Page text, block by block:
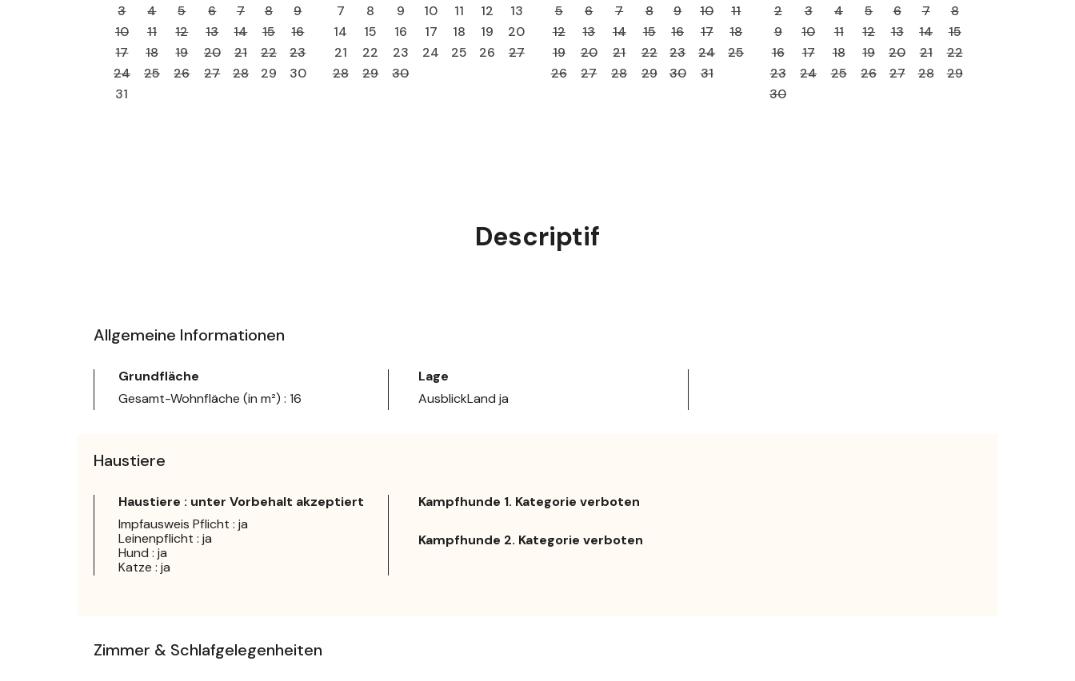
3
4 5 6 7 8
9
10
11 12 13 14 15
16
17
18 19 20 21 22
23
24
25 26 27 28 29
30
31
7
8 9 10 11 12
13
14
15 16 17 18 19
20
21
22 23 24 25 26
27
28
29 30
5
6 7 8 9 10
11
12
13 14 15 16 17
18
19
20 21 22 23 24
25
26
27 28 29 30 31
2
3 4 5 6 7
8
9
10 11 12 13 14
15
16
17 18 19 20 21
22
23
24 25 26 27 28
29
30
Descriptif
Allgemeine Informationen
Grundfläche
Gesamt-Wohnfläche (in m²) : 16
Lage
AusblickLand ja
Haustiere
Haustiere : unter Vorbehalt akzeptiert
Impfausweis Pflicht : ja
Leinenpflicht : ja
Hund : ja
Katze : ja
Kampfhunde 1. Kategorie verboten
Kampfhunde 2. Kategorie verboten
Zimmer & Schlafgelegenheiten